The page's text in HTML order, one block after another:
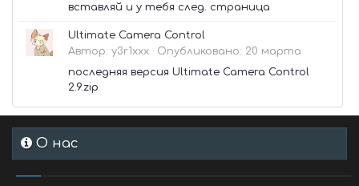
вставляй и у тебя след. страница
Ultimate Camera Control
Автор: y3r1xxx · Опубликовано: 20 марта
последняя версия Ultimate Camera Control
2.9.zip
О нас